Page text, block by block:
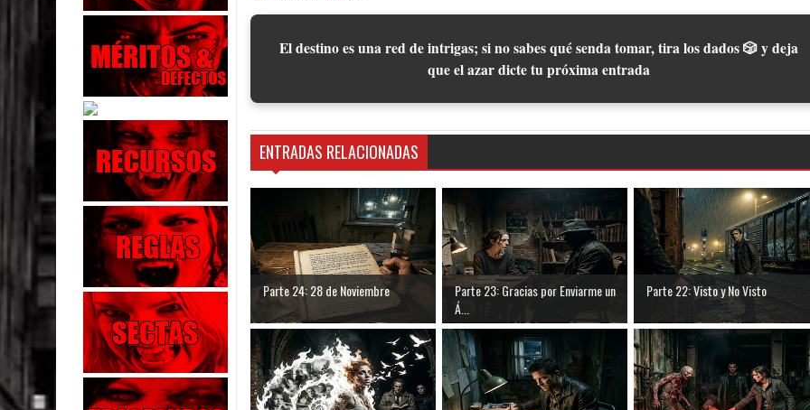
El destino es una red de intrigas; si no sabes qué senda tomar, tira los dados 🎲 y deja
que el azar dicte tu próxima entrada
ENTRADAS RELACIONADAS
Parte 24: 28 de Noviembre
Parte 23: Gracias por Enviarme un
Á...
Parte 22: Visto y No Visto